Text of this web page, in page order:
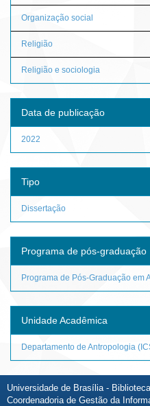
Organização social
Religião
Religião e sociologia
Data de publicação
2022
Tipo
Dissertação
Programa de pós-graduação
Programa de Pós-Graduação em
Unidade Acadêmica
Departamento de Antropologia
Universidade de Brasília -
Coordenadoria de Gestão da